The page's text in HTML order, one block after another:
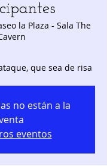
la Plaza - Sala The
que sea de risa
no están a la
eventos